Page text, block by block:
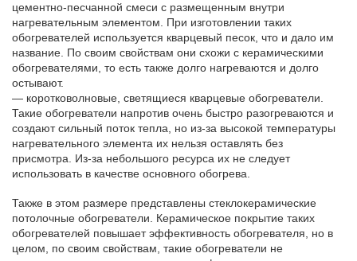
цементно-песчанной смеси с размещенным внутри
нагревательным элементом. При изготовлении таких
обогревателей используется кварцевый песок, что и дало им
название. По своим свойствам они схожи с керамическими
обогревателями, то есть также долго нагреваются и долго
остывают.
— коротковолновые, светящиеся кварцевые обогреватели.
Такие обогреватели напротив очень быстро разогреваются и
создают сильный поток тепла, но из-за высокой температуры
нагревательного элемента их нельзя оставлять без
присмотра. Из-за небольшого ресурса их не следует
использовать в качестве основного обогрева.
Также в этом размере представлены стеклокерамические
потолочные обогреватели. Керамическое покрытие таких
обогревателей повышает эффективность обогревателя, но в
целом, по своим свойствам, такие обогреватели не